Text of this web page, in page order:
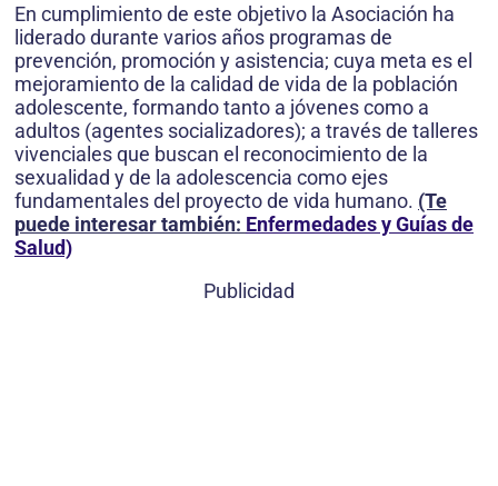
En cumplimiento de este objetivo la Asociación ha
liderado durante varios años programas de
prevención, promoción y asistencia; cuya meta es el
mejoramiento de la calidad de vida de la población
adolescente, formando tanto a jóvenes como a
adultos (agentes socializadores); a través de talleres
vivenciales que buscan el reconocimiento de la
sexualidad y de la adolescencia como ejes
fundamentales del proyecto de vida humano. (Te
puede interesar también: Enfermedades y Guías de
Salud)
Publicidad